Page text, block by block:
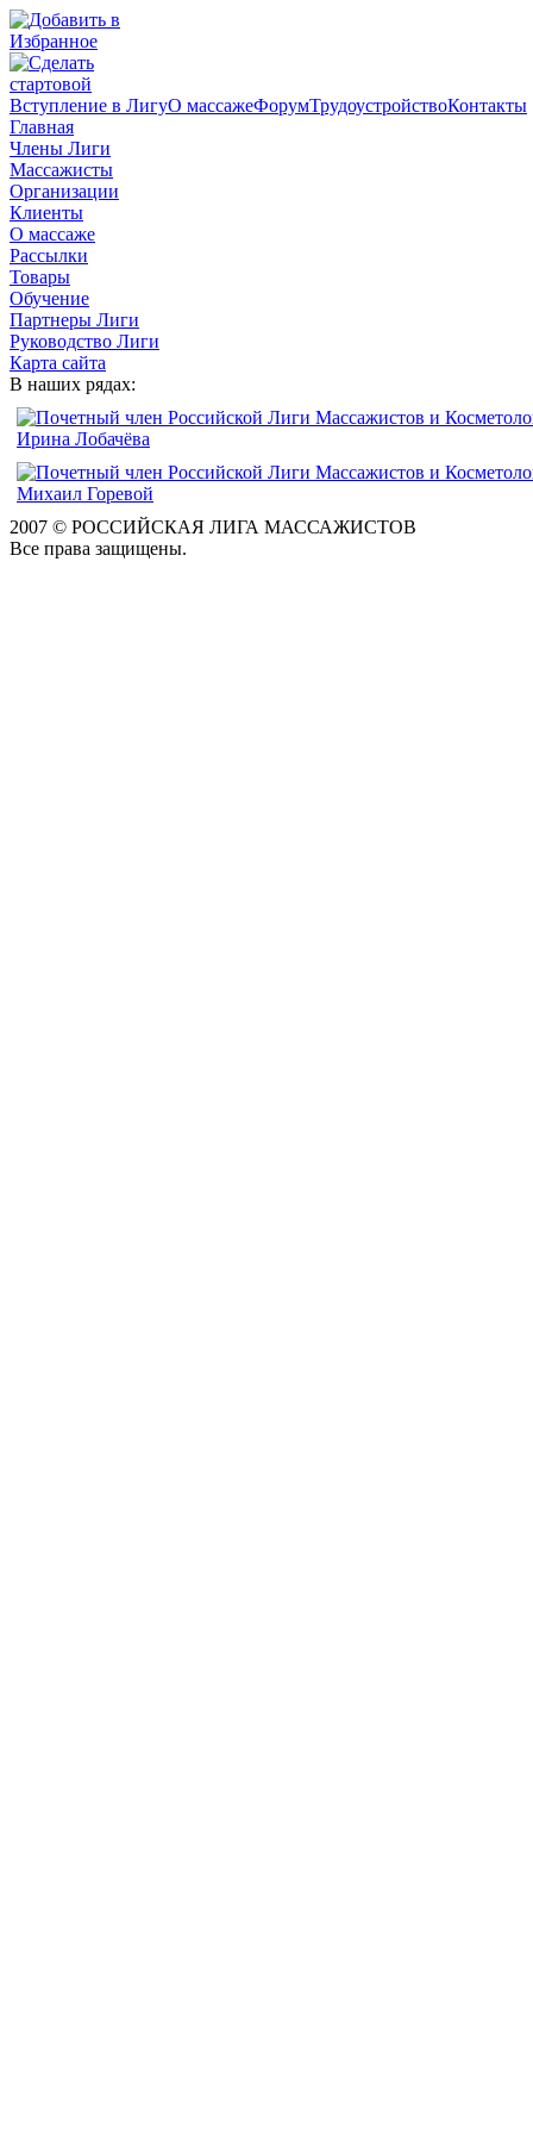
Вступление в ЛигуО массажеФорумТрудоустройствоКонтакты
Главная
Члены Лиги
Массажисты
Организации
Клиенты
О массаже
Рассылки
Товары
Обучение
Партнеры Лиги
Руководство Лиги
Карта сайта
В наших рядах:
2007 © РОССИЙСКАЯ ЛИГА МАССАЖИСТОВ
Все права защищены.